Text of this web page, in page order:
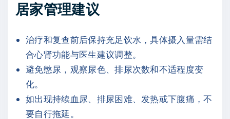
居家管理建议
治疗和复查前后保持充足饮水，具体摄入量需结
合心肾功能与医生建议调整。
避免憋尿，观察尿色、排尿次数和不适程度变
化。
如出现持续血尿、排尿困难、发热或下腹痛，不
要自行拖延。